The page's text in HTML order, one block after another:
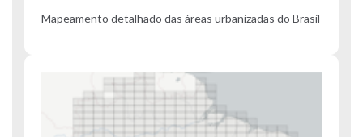
Mapeamento detalhado das áreas urbanizadas do Brasil